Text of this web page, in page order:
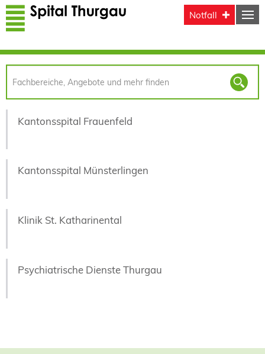
Direkt zum Inhalt
Notfall
Kantonsspital Frauenfeld
Kantonsspital Münsterlingen
Klinik St. Katharinental
Psychiatrische Dienste Thurgau